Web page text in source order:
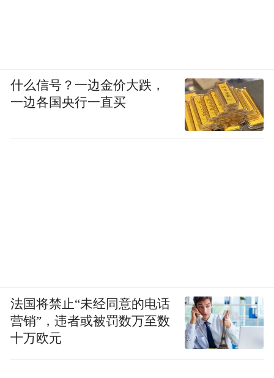
什么信号？一边金价大跌，
一边各国央行一直买
法国将禁止“未经同意的电话
营销”，违者或被罚数万至数
十万欧元